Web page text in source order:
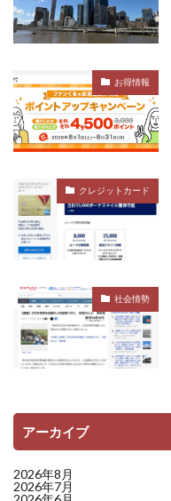
お得情報
クレジットカード
社会情勢
アーカイブ
2026年8月
2026年7月